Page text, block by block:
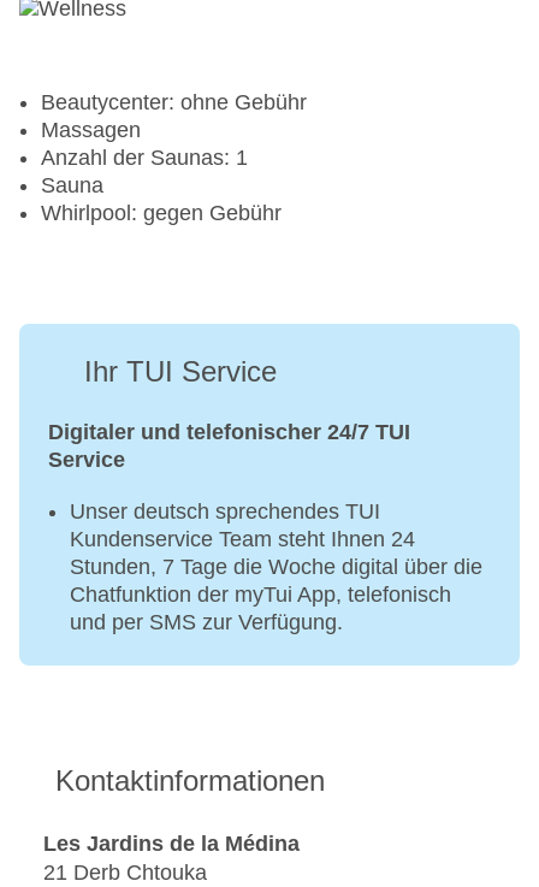
Beautycenter: ohne Gebühr
Massagen
Anzahl der Saunas: 1
Sauna
Whirlpool: gegen Gebühr
Ihr TUI Service
Digitaler und telefonischer 24/7 TUI
Service
Unser deutsch sprechendes TUI
Kundenservice Team steht Ihnen 24
Stunden, 7 Tage die Woche digital über die
Chatfunktion der myTui App, telefonisch
und per SMS zur Verfügung.
Kontaktinformationen
Les Jardins de la Médina
21 Derb Chtouka